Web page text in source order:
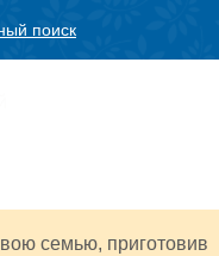
поиск
семью, приготовив